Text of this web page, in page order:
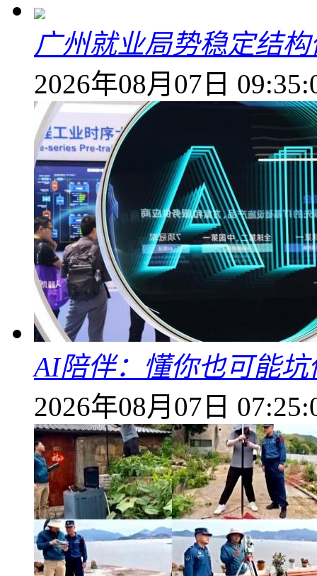
广州就业局势稳定结
2026年08月07日
AI陪伴：懂你也可能坑
2026年08月07日